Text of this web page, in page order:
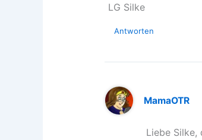
LG Silke
Antworten
MamaOTR
Liebe